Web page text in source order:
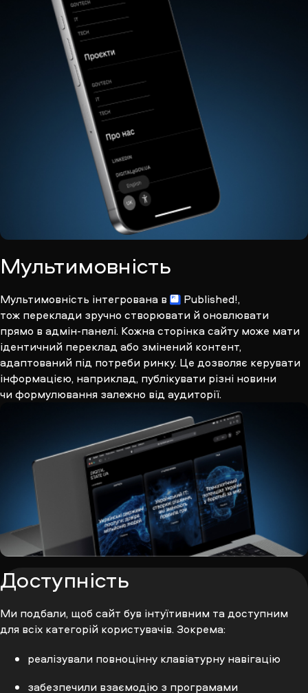
Мультимовність
Мультимовність інтегрована в Published!,
тож переклади зручно створювати й оновлювати
прямо в адмін-панелі. Кожна сторінка сайту може мати
ідентичний переклад або змінений контент,
адаптований під потреби ринку. Це дозволяє керувати
інформацією, наприклад, публікувати різні новини
чи формулювання залежно від аудиторії.
Доступність
Ми подбали, щоб сайт був інтуїтивним та доступним
для всіх категорій користувачів. Зокрема:
реалізували повноцінну клавіатурну навігацію
забезпечили взаємодію з програмами